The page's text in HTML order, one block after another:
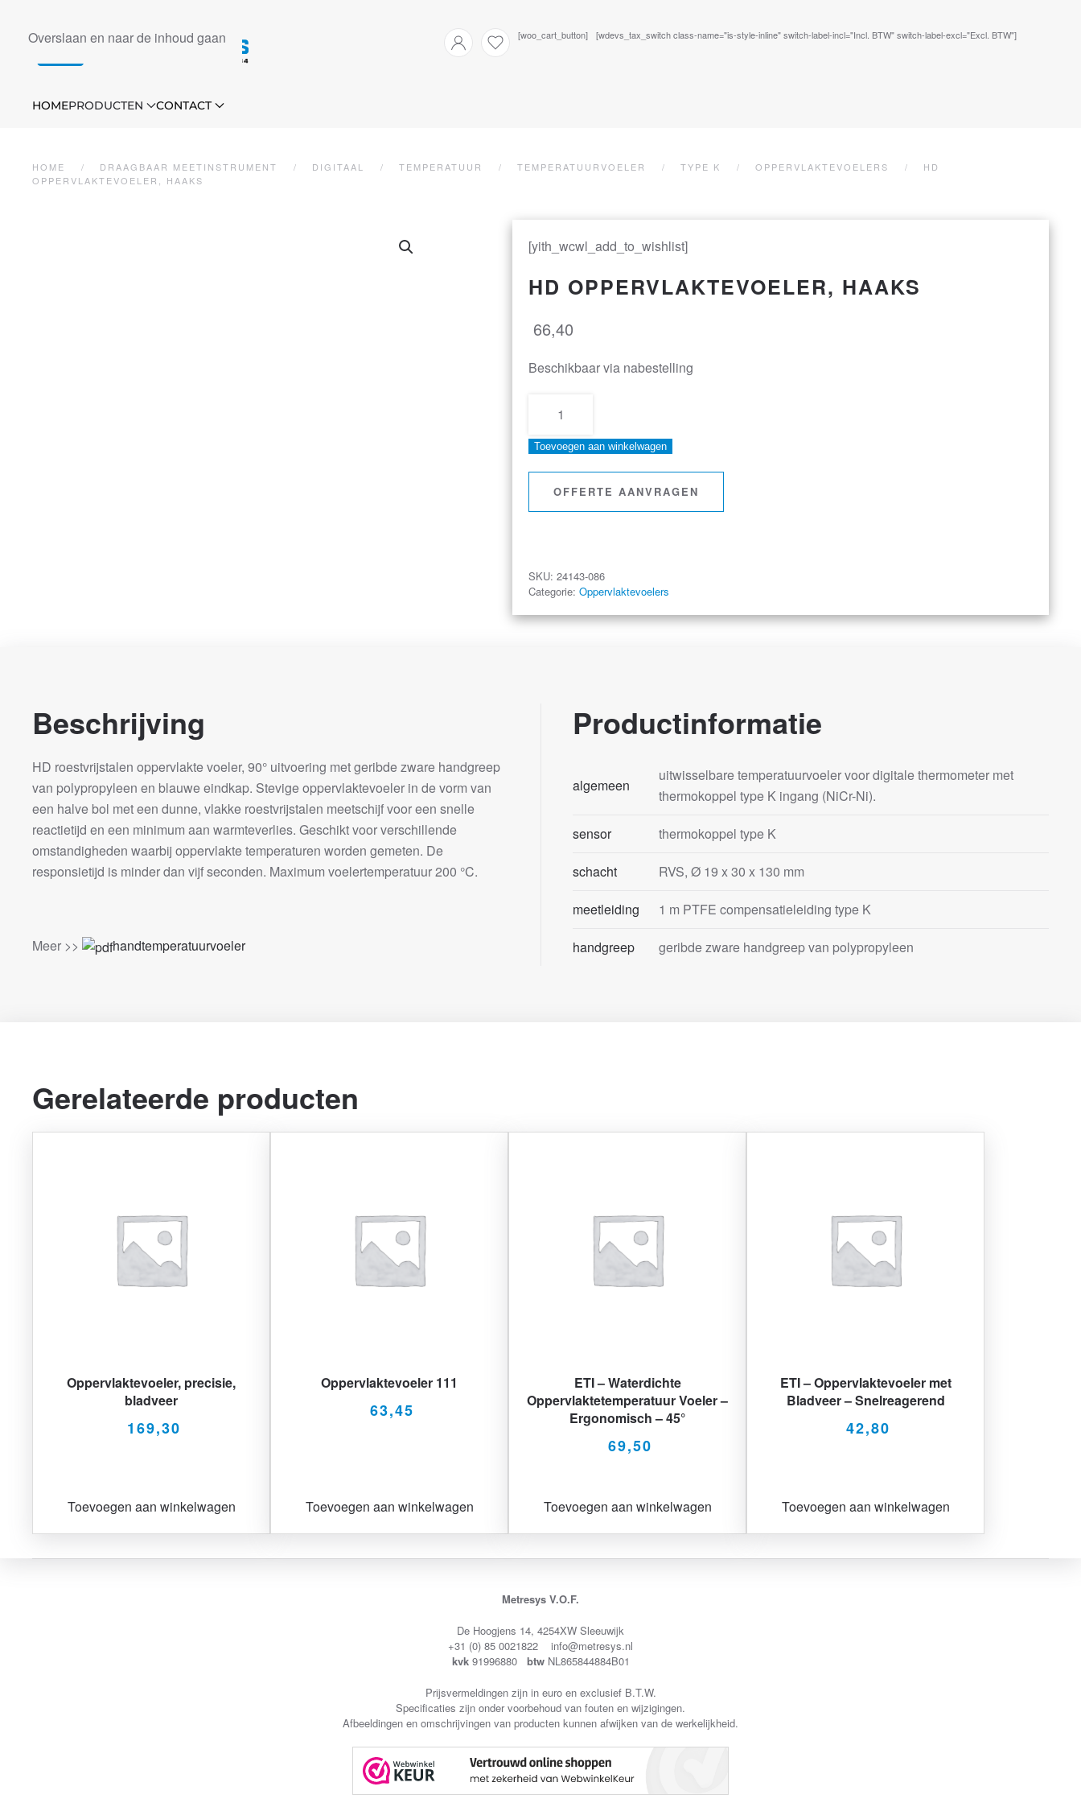
Overslaan en naar de inhoud gaan [woo_cart_button] [wdevs_tax_switch class-name="is-style-inline" switch-label-incl="Incl. BTW" switch-label-excl="Excl. BTW"]
HOMEPRODUCTEN CONTACT
HOME DRAAGBAAR MEETINSTRUMENT DIGITAAL TEMPERATUUR TEMPERATUURVOELER TYPE K OPPERVLAKTEVOELERS
HD
OPPERVLAKTEVOELER, HAAKS
[yith_wcwl_add_to_wishlist]
HD OPPERVLAKTEVOELER, HAAKS
66,40
Beschikbaar via nabestelling
oppervlaktevoeler,
aantal
Toevoegen aan winkelwagen
OFFERTE AANVRAGEN
SKU: 24143-086
Categorie: Oppervlaktevoelers
Beschrijving
HD roestvrijstalen oppervlakte voeler, 90° uitvoering met geribde zware handgreep
van polypropyleen en blauwe eindkap. Stevige oppervlaktevoeler in de vorm van
een halve bol met een dunne, vlakke roestvrijstalen meetschijf voor een snelle
reactietijd en een minimum aan warmteverlies. Geschikt voor verschillende
omstandigheden waarbij oppervlakte temperaturen worden gemeten. De
responsietijd is minder dan vijf seconden. Maximum voelertemperatuur 200 °C.
Meer >> handtemperatuurvoeler
Productinformatie
algemeen
uitwisselbare temperatuurvoeler voor digitale thermometer met
thermokoppel type K ingang (NiCr-Ni).
sensor thermokoppel type K
schacht RVS, Ø 19 x 30 x 130 mm
meetleiding 1 m PTFE compensatieleiding type K
handgreep geribde zware handgreep van polypropyleen
Gerelateerde producten
Oppervlaktevoeler, precisie,
bladveer
169,30
Toevoegen aan winkelwagen
Oppervlaktevoeler 111
63,45
Toevoegen aan winkelwagen
ETI – Waterdichte
Oppervlaktetemperatuur Voeler –
Ergonomisch – 45°
69,50
Toevoegen aan winkelwagen
ETI – Oppervlaktevoeler met
Bladveer – Snelreagerend
42,80
Toevoegen aan winkelwagen
Metresys V.O.F.
De Hoogjens 14, 4254XW Sleeuwijk
+31 (0) 85 0021822 info@metresys.nl
kvk 91996880 btw NL865844884B01
Prijsvermeldingen zijn in euro en exclusief B.T.W.
Specificaties zijn onder voorbehoud van fouten en wijzigingen.
Afbeeldingen en omschrijvingen van producten kunnen afwijken van de werkelijkheid.